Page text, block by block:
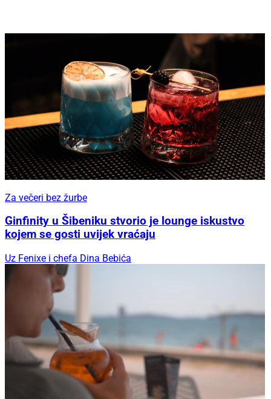
Za večeri bez žurbe
Ginfinity u Šibeniku stvorio je lounge iskustvo
kojem se gosti uvijek vraćaju
Uz Fenixe i chefa Dina Bebića